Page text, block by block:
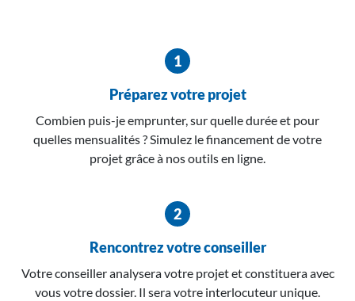
Préparez votre projet
Combien puis-je emprunter, sur quelle durée et pour
quelles mensualités ? Simulez le financement de votre
projet grâce à nos outils en ligne.
Rencontrez votre conseiller
Votre conseiller analysera votre projet et constituera avec
vous votre dossier. Il sera votre interlocuteur unique.